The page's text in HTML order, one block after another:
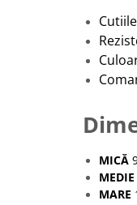
MICĂ
MEDIE
MARE